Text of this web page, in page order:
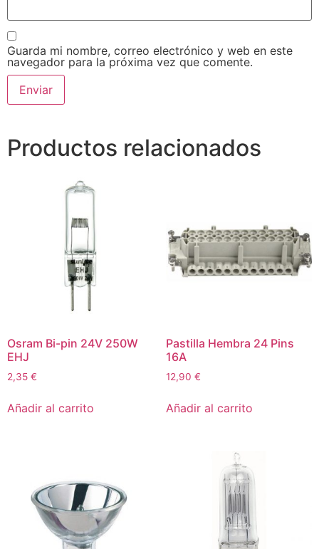
Guarda mi nombre, correo electrónico y web en este
navegador para la próxima vez que comente.
Productos relacionados
Osram Bi-pin 24V 250W
EHJ
2,35 €
Añadir al carrito
Pastilla Hembra 24 Pins
16A
12,90 €
Añadir al carrito